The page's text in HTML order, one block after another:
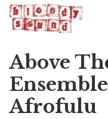
Above
Afrofulu